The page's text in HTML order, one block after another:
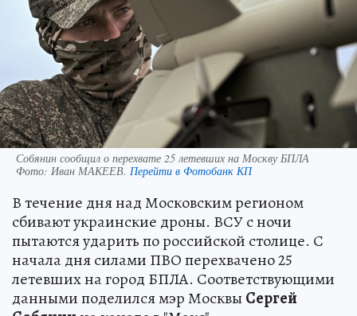
Собянин сообщил о перехвате 25 летевших на Москву БПЛА
Фото: Иван МАКЕЕВ. Перейти в Фотобанк КП
В течение дня над Московским регионом
сбивают украинские дроны. ВСУ с ночи
пытаются ударить по российской столице. С
начала дня силами ПВО перехвачено 25
летевших на город БПЛА. Соответствующими
данными поделился мэр Москвы Сергей